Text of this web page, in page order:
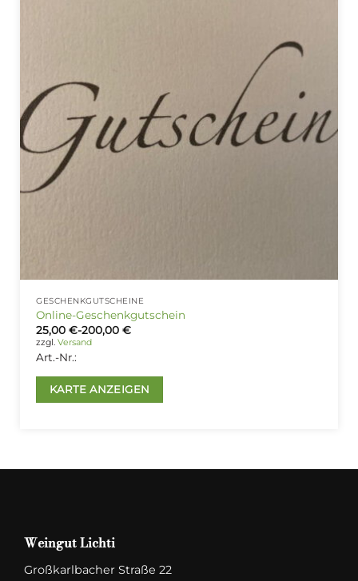
GESCHENKGUTSCHEINE
Online-Geschenkgutschein
25,00 €-200,00 €
zzgl. Versand
Art.-Nr.:
KARTE ANZEIGEN
Weingut Lichti
Großkarlbacher Straße 22